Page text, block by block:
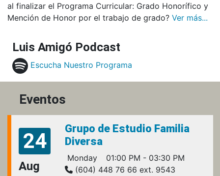
al finalizar el Programa Curricular: Grado Honorífico y
Mención de Honor por el trabajo de grado? Ver más...
Luis Amigó Podcast
Escucha Nuestro Programa
Eventos
24
Aug
Grupo de Estudio Familia
Diversa
Monday
01:00 PM - 03:30 PM
(604) 448 76 66 ext. 9543